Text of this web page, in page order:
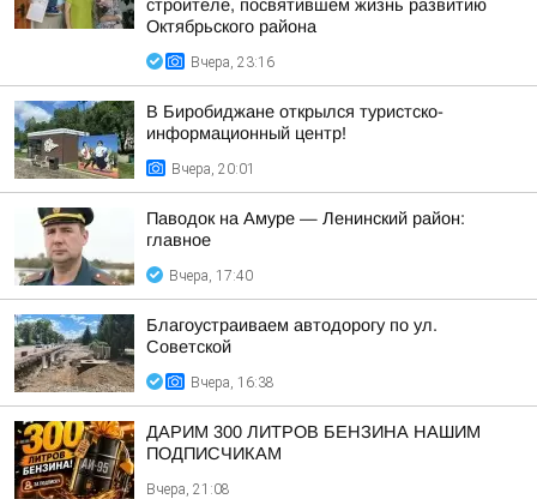
строителе, посвятившем жизнь развитию
Октябрьского района
Вчера, 23:16
В Биробиджане открылся туристско-
информационный центр!
Вчера, 20:01
Паводок на Амуре — Ленинский район:
главное
Вчера, 17:40
Благоустраиваем автодорогу по ул.
Советской
Вчера, 16:38
ДАРИМ 300 ЛИТРОВ БЕНЗИНА НАШИМ
ПОДПИСЧИКАМ
Вчера, 21:08